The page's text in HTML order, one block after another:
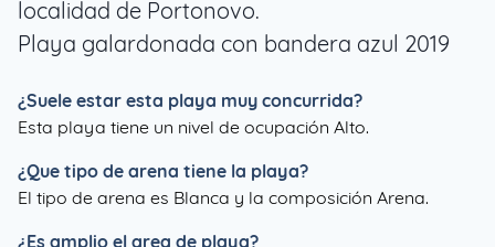
localidad de Portonovo.
Playa galardonada con bandera azul 2019
¿Suele estar esta playa muy concurrida?
Esta playa tiene un nivel de ocupación Alto.
¿Que tipo de arena tiene la playa?
El tipo de arena es Blanca y la composición Arena.
¿Es amplio el area de playa?